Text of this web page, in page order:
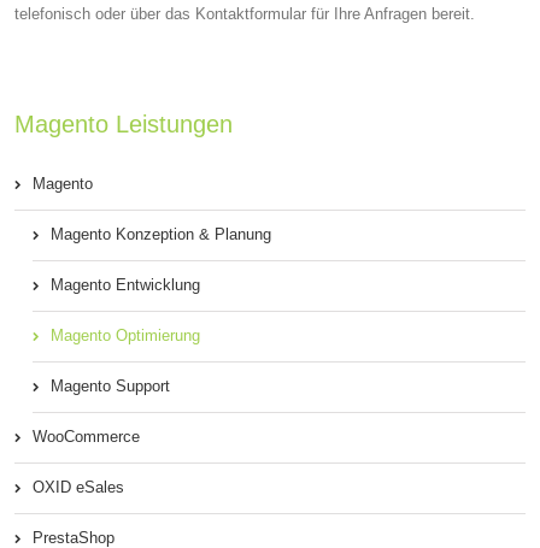
telefonisch oder über das Kontaktformular für Ihre Anfragen bereit.
Magento Leistungen
Magento
Magento Konzeption & Planung
Magento Entwicklung
Magento Optimierung
Magento Support
WooCommerce
OXID eSales
PrestaShop